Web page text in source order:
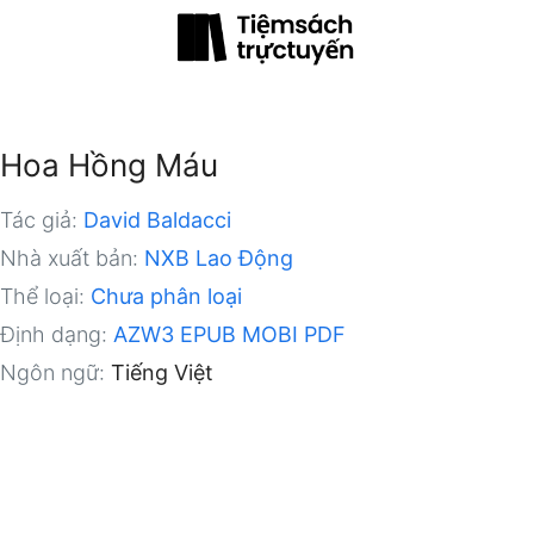
Hoa Hồng Máu
Tác giả: David Baldacci
Nhà xuất bản: NXB Lao Động
Thể loại: Chưa phân loại
Định dạng: AZW3 EPUB MOBI PDF
Ngôn ngữ: Tiếng Việt